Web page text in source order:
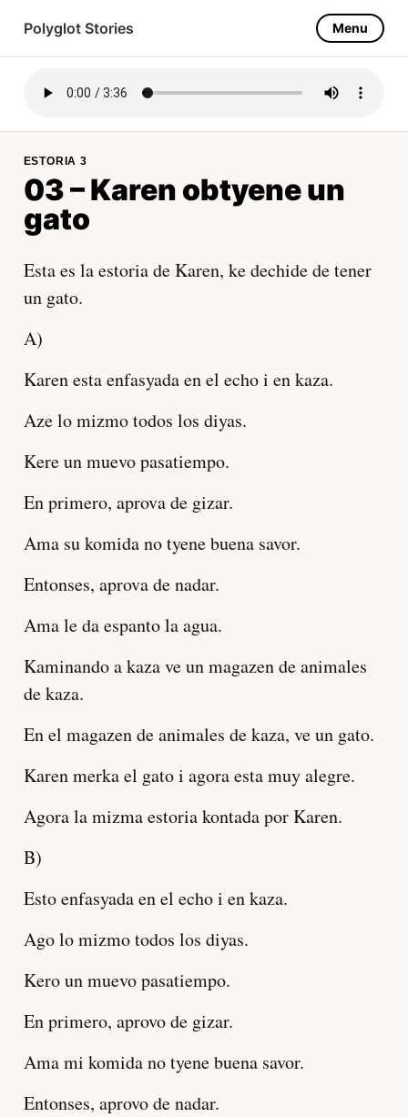
Polyglot Stories Menu
About this project
ESTORIA 3
03 – Karen obtyene un
gato
Esta es la estoria de Karen, ke dechide de tener
un gato.
A)
Karen esta enfasyada en el echo i en kaza.
Aze lo mizmo todos los diyas.
Kere un muevo pasatiempo.
En primero, aprova de gizar.
Ama su komida no tyene buena savor.
Entonses, aprova de nadar.
Ama le da espanto la agua.
Kaminando a kaza ve un magazen de animales
de kaza.
En el magazen de animales de kaza, ve un gato.
Karen merka el gato i agora esta muy alegre.
Agora la mizma estoria kontada por Karen.
B)
Esto enfasyada en el echo i en kaza.
Ago lo mizmo todos los diyas.
Kero un muevo pasatiempo.
En primero, aprovo de gizar.
Ama mi komida no tyene buena savor.
Entonses, aprovo de nadar.